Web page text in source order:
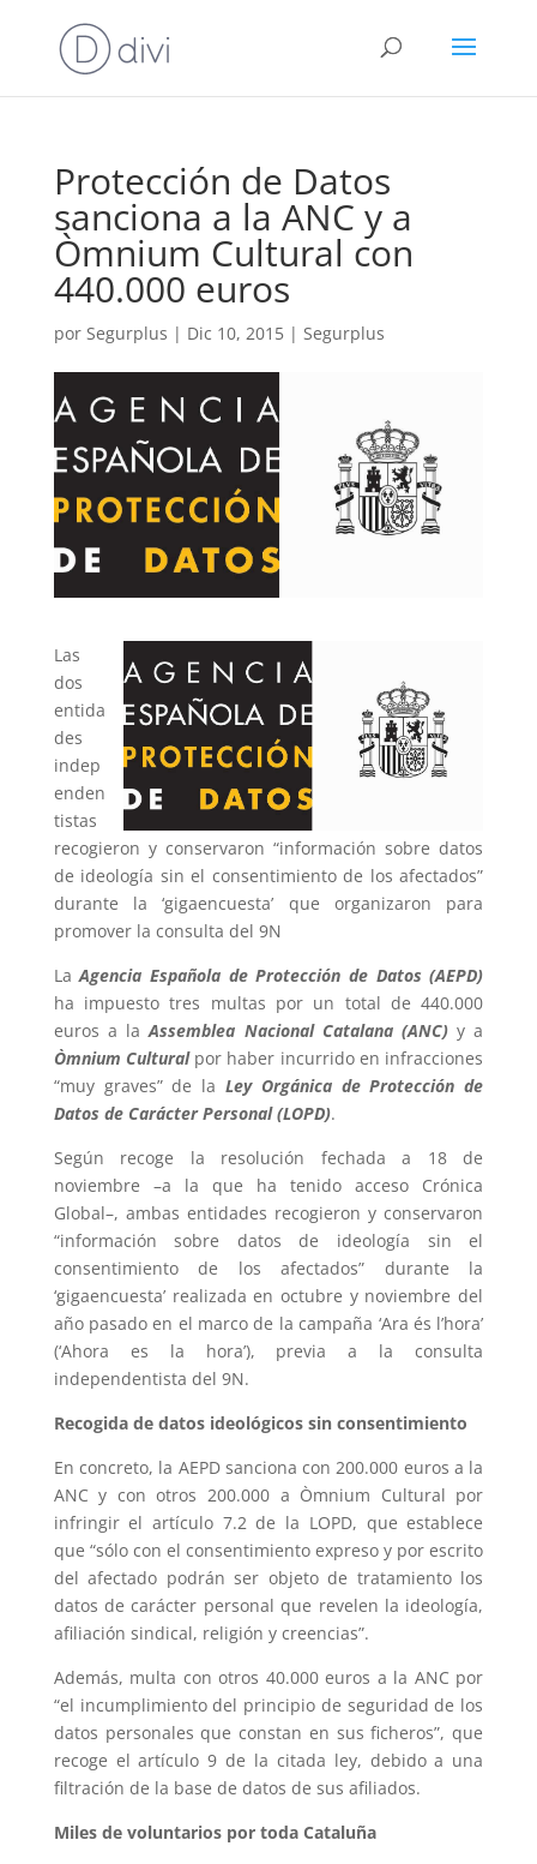
Protección de Datos
sanciona a la ANC y a
Òmnium Cultural con
440.000 euros
por Segurplus | Dic 10, 2015| Segurplus
Las
dos
entida
des
indep
enden
tistas
recogieron y conservaron “información sobre datos
de ideología sin el consentimiento de los afectados”
durante la ‘gigaencuesta’ que organizaron para
promover la consulta del 9N
LaAgencia Española de Protección de Datos (AEPD)
ha impuesto tres multas por un total de 440.000
euros a laAssemblea Nacional Catalana (ANC) y a
Òmnium Culturalpor haber incurrido en infracciones
“muy graves” de la Ley Orgánica de Protección de
Datos de Carácter Personal (LOPD).
Según recoge la resolución fechada a 18 de
noviembre –a la que ha tenido acceso Crónica
Global–, ambas entidades recogieron y conservaron
“información sobre datos de ideología sin el
consentimiento de los afectados” durante la
‘gigaencuesta’ realizada en octubre y noviembre del
año pasado en el marco de la campaña ‘Ara és l’hora’
(‘Ahora es la hora’), previa a la consulta
independentista del 9N.
Recogida de datos ideológicos sin consentimiento
En concreto, la AEPD sanciona con 200.000 euros a la
ANC y con otros 200.000 a Òmnium Cultural por
infringir el artículo 7.2 de la LOPD, que establece
que “sólo con el consentimiento expreso y por escrito
del afectado podrán ser objeto de tratamiento los
datos de carácter personal que revelen la ideología,
afiliación sindical, religión y creencias”.
Además, multa con otros 40.000 euros a la ANC por
“el incumplimiento del principio de seguridad de los
datos personales que constan en sus ficheros”, que
recoge el artículo 9 de la citada ley, debido a una
filtración de la base de datos de sus afiliados.
Miles de voluntarios por toda Cataluña